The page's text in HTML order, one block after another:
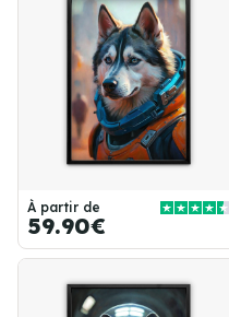
À partir de
59.90€